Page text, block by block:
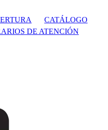
CATÁLOGO
DE ATENCIÓN